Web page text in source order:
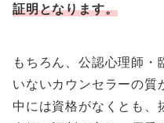
証明となります。
もちろん、公認心理師・
いないカウンセラーの質
中には資格がなくとも、